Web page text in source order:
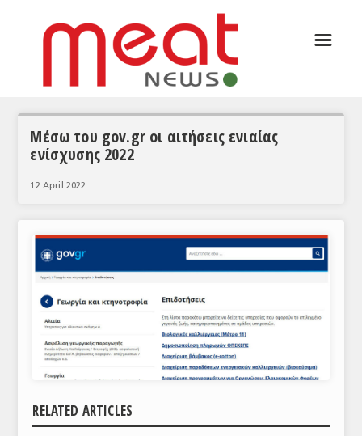
ΣΥΝΕΝΤΕΥΞΕΙΣ
ΘΕΜΑΤΑ
ΚΟΣΜΟΣ
ΕΥΡΩΠΑΪΚΕΣ ΑΠΟΦΑΣΕΙΣ
ΘΕΜΑΤΑ
ΕΜΠΟΡΙΚΟΣ ΚΑΤΑΛΟΓΟΣ
☰
Μέσω του gov.gr οι αιτήσεις ενιαίας
ενίσχυσης 2022
12 April 2022
RELATED ARTICLES